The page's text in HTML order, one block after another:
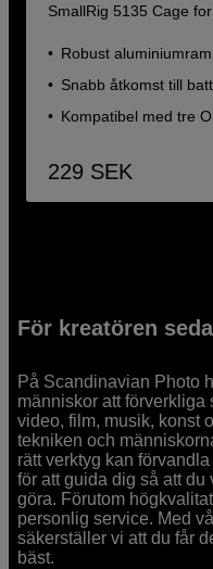
SmallRig 5135 Cage
Robust
Snabb åtkomst till
Kompatibel med tre
229 SEK
För kreatören
På Scandinavian Photo
människor att
video, film, musik, konst
tekniken och
rätt verktyg kan
för att guida dig så att du
göra. Förutom
personlig service. Med
säkerställer vi att du får
bäst.